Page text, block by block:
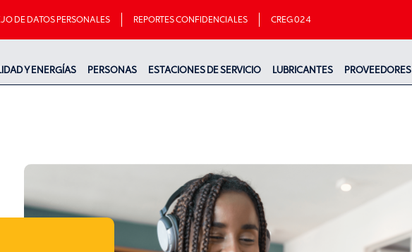
DE DATOS PERSONALES REPORTES CONFIDENCIALES CREG 024
Y ENERGÍAS PERSONAS ESTACIONES DE SERVICIO LUBRICANTES PROVEEDORES